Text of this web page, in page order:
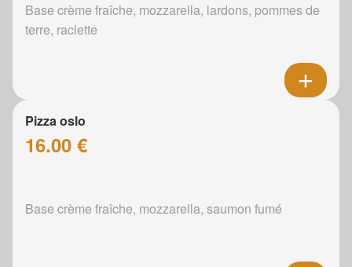
Base crème fraîche, mozzarella, lardons, pommes de
terre, raclette
Pizza oslo
16.00 €
Base crème fraîche, mozzarella, saumon fumé